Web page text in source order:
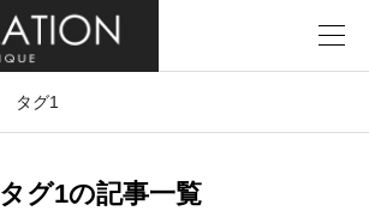
タグ1
タグ1の記事一覧